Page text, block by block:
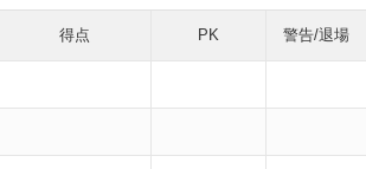
得点 PK 警告/退場